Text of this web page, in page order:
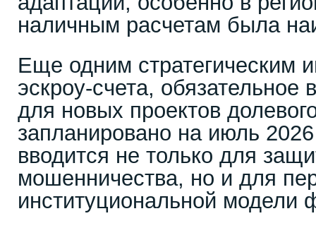
наличным расчетам была
Еще одним стратегическим
эскроу-счета, обязательное
для новых проектов
запланировано на июль
вводится не только для
мошенничества, но и для
институциональной модели